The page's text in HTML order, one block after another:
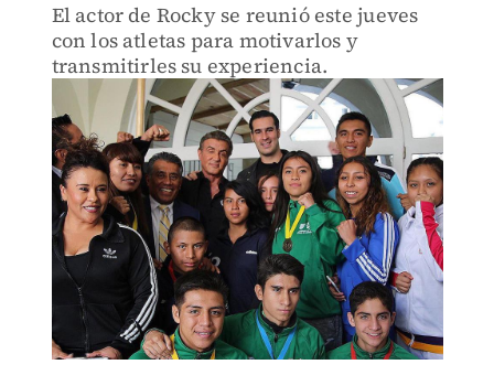
El actor de Rocky se reunió este jueves
con los atletas para motivarlos y
transmitirles su experiencia.